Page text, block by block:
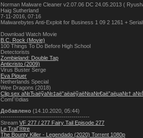
Norman Malware Cleaner v2.07.06 DC 24.05.2013 (
Haig Sutherland
7-11-2016, 07:16
Malwarebytes Anti-Exploit for Business 1 09 2 1261 +
Download Watch Movie
B.C. Rock (Movie)
100 Things To Do Before High School
Detectorists
Zombieland: Double Tap
Anticristo (2009)
Virus Buster Serge
Eva Piquer
Netherlands Special
Wee Dragons (2018)
Clip sex а№Ђаёўа№‡аё”аё­аёўаё№а№€аё”аёµа№†
ComГ©dias
Добавлено (14.10.2020, 05:44)
---------------------------------------------
Stream VF 277 / 277 Fairy Tail Episode 277
Le TraГ®tre
The Bounty Killer - Legendado (2020) Torrent 1080p